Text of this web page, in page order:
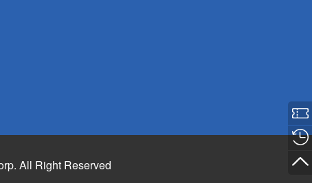
All Right Reserved